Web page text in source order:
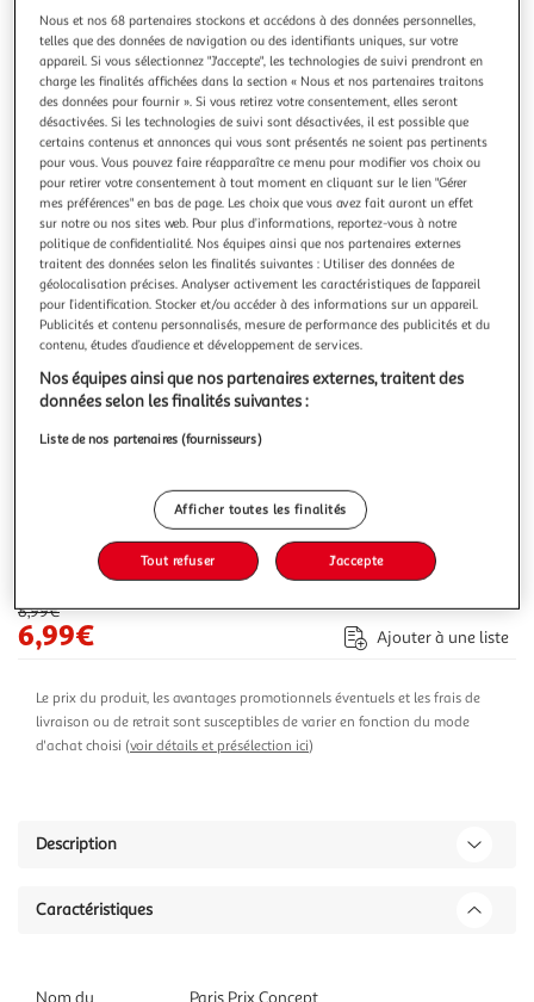
précédentesuivante
DOUCEUR D'INTÉRIEUR
Housse de coussin cheyenne 40x40cm naturel
Informations Techniques : Dimensions : L. 40 x l. 40 cm
Matière : 100% Polyester Spécificités : Tendance & Doux
Housse de coussin carré Imitation fourrure Fermeture
zippée Poids : 0,11 kg Couleur : Naturel
En savoir +
Vendu par Paris Prix
Livr. ou retrait dès 3/4 jours
A partir de 7,99€
Plus d'options
Vendu parParis Prix 6,99€ 8,99€
Livraison dès 5/6 jours
Multishop
8,99€
6,99€
Ajouter au panier
Ajouter à une liste
Le prix du produit, les avantages promotionnels éventuels et les frais de
livraison ou de retrait sont susceptibles de varier en fonction du mode
d'achat choisi (voir détails et présélection ici)
Description
Caractéristiques
Nom du
Paris Prix Concept
Nous et nos 68 partenaires stockons et accédons à des données personnelles,
telles que des données de navigation ou des identifiants uniques, sur votre
appareil. Si vous sélectionnez "J'accepte", les technologies de suivi prendront en
charge les finalités affichées dans la section « Nous et nos partenaires traitons
des données pour fournir ». Si vous retirez votre consentement, elles seront
désactivées. Si les technologies de suivi sont désactivées, il est possible que
certains contenus et annonces qui vous sont présentés ne soient pas pertinents
pour vous. Vous pouvez faire réapparaître ce menu pour modifier vos choix ou
pour retirer votre consentement à tout moment en cliquant sur le lien "Gérer
mes préférences" en bas de page. Les choix que vous avez fait auront un effet
sur notre ou nos sites web. Pour plus d’informations, reportez-vous à notre
politique de confidentialité. Nos équipes ainsi que nos partenaires externes
traitent des données selon les finalités suivantes : Utiliser des données de
géolocalisation précises. Analyser activement les caractéristiques de l’appareil
pour l’identification. Stocker et/ou accéder à des informations sur un appareil.
Publicités et contenu personnalisés, mesure de performance des publicités et du
contenu, études d’audience et développement de services.
Nos équipes ainsi que nos partenaires externes, traitent des
données selon les finalités suivantes :
Liste de nos partenaires (fournisseurs)
Afficher toutes les finalités
Tout refuser J'accepte